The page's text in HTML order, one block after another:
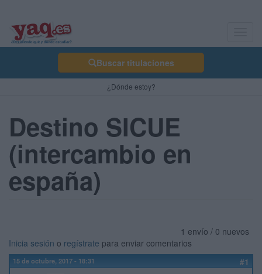
Buscar titulaciones
¿Dónde estoy?
Destino SICUE
(intercambio en
españa)
1 envío / 0 nuevos
Inicia sesión o regístrate para enviar comentarios
15 de octubre, 2017 - 18:31 #1